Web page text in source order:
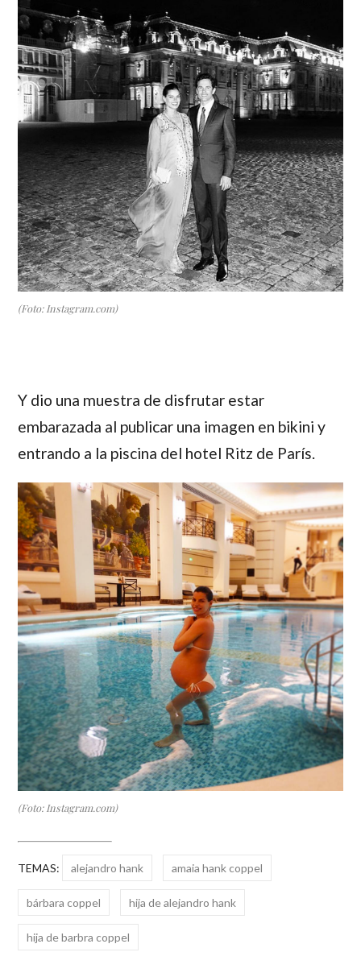
(Foto: Instagram.com)
Y dio una muestra de disfrutar estar
embarazada al publicar una imagen en bikini y
entrando a la piscina del hotel Ritz de París.
(Foto: Instagram.com)
TEMAS: alejandro hank amaia hank coppel
bárbara coppel hija de alejandro hank
hija de barbra coppel